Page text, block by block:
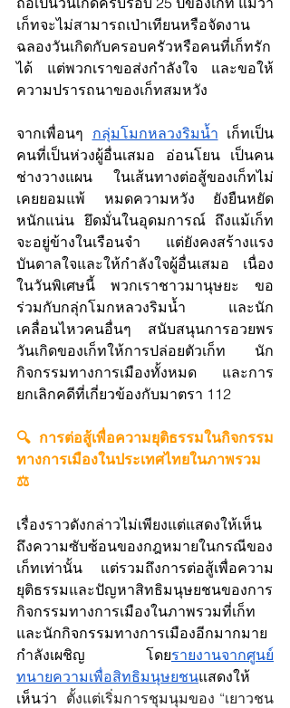
เก็ทจะไม่สามารถเป่าเทียนหรือจัดงาน
ฉลองวันเกิดกับครอบครัวหรือคนที่เก็ทรัก
ได้ แต่พวกเราขอส่งกำลังใจ และขอให้
ความปรารถนาของเก็ทสมหวัง
จากเพื่อนๆ กลุ่มโมกหลวงริมน้ำ เก็ทเป็น
คนที่เป็นห่วงผู้อื่นเสมอ อ่อนโยน เป็นคน
ช่างวางแผน ในเส้นทางต่อสู้ของเก็ทไม่
เคยยอมแพ้ หมดความหวัง ยังยืนหยัด
หนักแน่น ยึดมั่นในอุดมการณ์ ถึงแม้เก็ท
จะอยู่ข้างในเรือนจำ แต่ยังคงสร้างแรง
บันดาลใจและให้กำลังใจผู้อื่นเสมอ เนื่อง
ในวันพิเศษนี้ พวกเราชาวมานุษยะ ขอ
ร่วมกับกลุ่กโมกหลวงริมน้ำ และนัก
เคลื่อนไหวคนอื่นๆ สนับสนุนการอวยพร
วันเกิดของเก็ทให้การปล่อยตัวเก็ท นัก
กิจกรรมทางการเมืองทั้งหมด และการ
ยกเลิกคดีที่เกี่ยวข้องกับมาตรา 112
🔍การต่อสู้เพื่อความยุติธรรมในกิจกรรม
ทางการเมืองในประเทศไทยในภาพรวม
⚖️
เรื่องราวดังกล่าวไม่เพียงแต่แสดงให้เห็น
ถึงความซับซ้อนของกฎหมายในกรณีของ
เก็ทเท่านั้น แต่รวมถึงการต่อสู้เพื่อความ
ยุติธรรมและปัญหาสิทธิมนุษยชนของการ
กิจกรรมทางการเมืองในภาพรวมที่เก็ท
และนักกิจกรรมทางการเมืองอีกมากมาย
กำลังเผชิญ โดยรายงานจากศูนย์
ทนายความเพื่อสิทธิมนุษยชนแสดงให้
เห็นว่า ตั้งแต่เริ่มการชุมนุมของ “เยาวชน